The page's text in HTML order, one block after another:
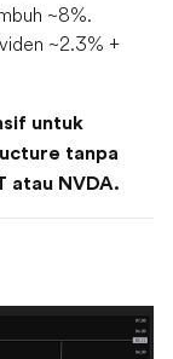
~8%.
~2.3% +
untuk
tanpa
atau NVDA.